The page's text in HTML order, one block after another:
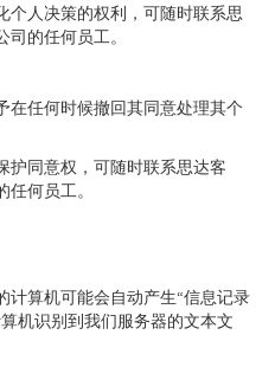
个人决策的权利，可随时联系思
的任何员工。
在任何时候撤回其同意处理其个
护同意权，可随时联系思达客
任何员工。
计算机可能会自动产生“信息记录
机识别到我们服务器的文本文